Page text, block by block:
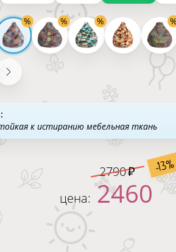
к истиранию мебельная ткань
цена: 2460
-13%
2790